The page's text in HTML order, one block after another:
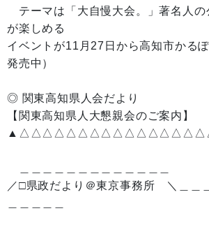
テーマは「大自慢大会。」著名人の
が楽しめる
イベントが11月27日から高知市かる
発売中）
◎ 関東高知県人会だより
【関東高知県人大懇親会のご案内】
／□県政だより＠東京事務所 ＼＿＿